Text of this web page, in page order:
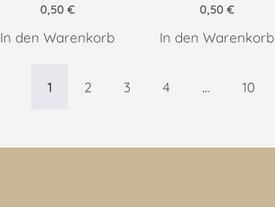
0,50 €
In den Warenkorb
0,50 €
In den Warenkorb
1 2 3 4 … 10